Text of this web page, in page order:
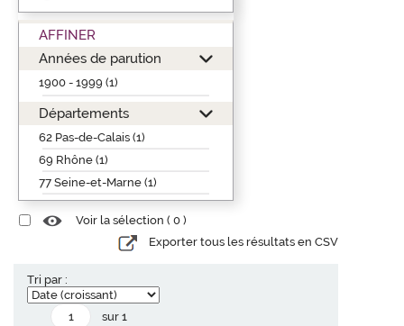
AFFINER
Années de parution
1900 - 1999 (1)
Départements
62 Pas-de-Calais (1)
69 Rhône (1)
77 Seine-et-Marne (1)
Voir la sélection ( 0 )
Exporter tous les résultats en CSV
Tri par :
sur 1